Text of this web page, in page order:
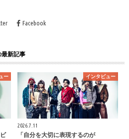
Facebook
最新記事
ー インタビュー
2026.7.11
「自分を大切に表現するのが